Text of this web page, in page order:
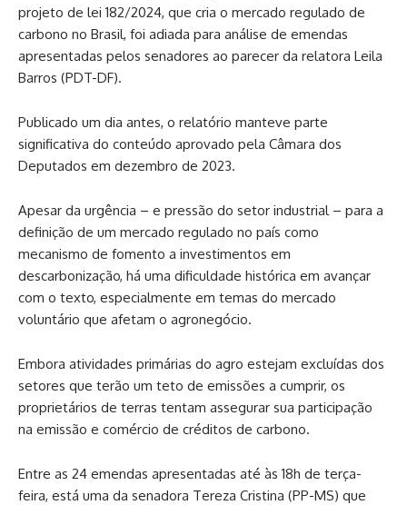
projeto de lei 182/2024, que cria o mercado regulado de
carbono no Brasil, foi adiada para análise de emendas
apresentadas pelos senadores ao parecer da relatora Leila
Barros (PDT-DF).
Publicado um dia antes, o relatório manteve parte
significativa do conteúdo aprovado pela Câmara dos
Deputados em dezembro de 2023.
Apesar da urgência – e pressão do setor industrial – para a
definição de um mercado regulado no país como
mecanismo de fomento a investimentos em
descarbonização, há uma dificuldade histórica em avançar
com o texto, especialmente em temas do mercado
voluntário que afetam o agronegócio.
Embora atividades primárias do agro estejam excluídas dos
setores que terão um teto de emissões a cumprir, os
proprietários de terras tentam assegurar sua participação
na emissão e comércio de créditos de carbono.
Entre as 24 emendas apresentadas até às 18h de terça-
feira, está uma da senadora Tereza Cristina (PP-MS) que